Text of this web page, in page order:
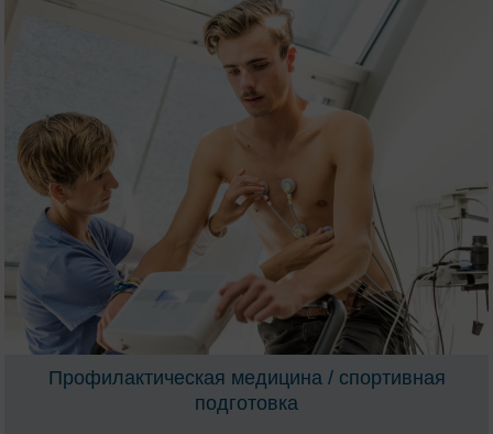
Профилактическая медицина / спортивная
подготовка